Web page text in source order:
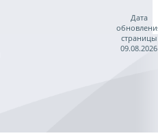
Дата
страницы
09.08.2026